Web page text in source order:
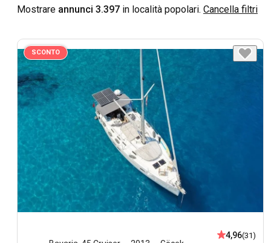
Mostrare annunci 3.397 in località popolari. Cancella filtri
SCONTO
4,96(31)